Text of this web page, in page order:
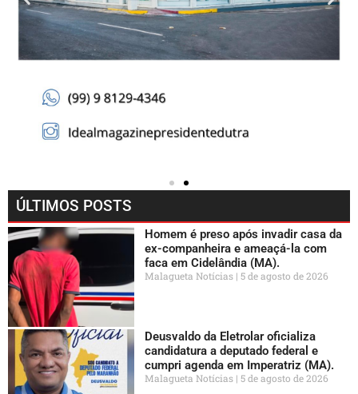
ÚLTIMOS POSTS
Homem é preso após invadir casa da
ex-companheira e ameaçá-la com
faca em Cidelândia (MA).
Malagueta Notícias 5 de agosto de 2026
Deusvaldo da Eletrolar oficializa
candidatura a deputado federal e
cumpri agenda em Imperatriz (MA).
Malagueta Notícias 5 de agosto de 2026